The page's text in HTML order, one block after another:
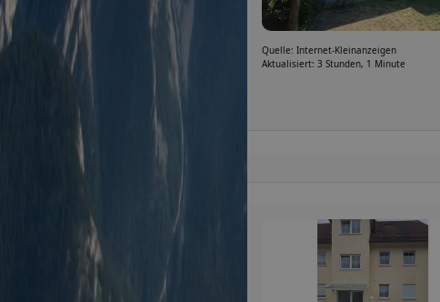
Quelle: Internet-Kleinanzeigen
Aktualisiert: 3 Stunden, 1 Minute